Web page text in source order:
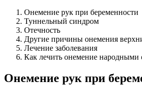
Онемение рук при беременности
Туннельный синдром
Отечность
Другие причины онемения
Лечение заболевания
Как лечить онемение народными
Онемение рук при